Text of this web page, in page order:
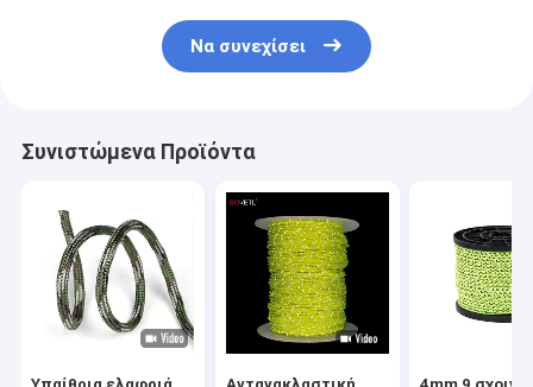
Να συνεχίσει
Συνιστώμενα Προϊόντα